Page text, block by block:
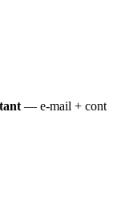
— e-mail + cont